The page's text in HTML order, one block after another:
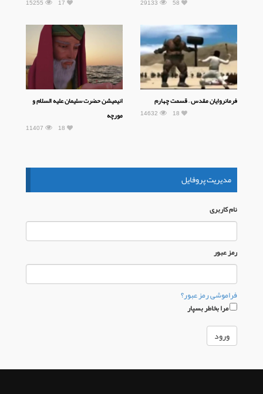
29133 58
15255 17
فرمانروایان مقدس – قسمت چهارم
14632 18
انیمیشن حضرت سلیمان علیه السلام و
مورچه
11407 18
مدیریت پروفایل
نام كاربری
رمز عبور
فراموشی رمز عبور؟
مرا بخاطر بسپار